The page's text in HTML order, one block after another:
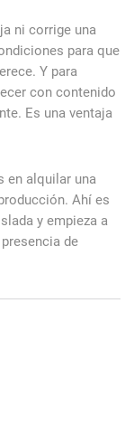
ni corrige una
para que
Y para
con contenido
Es una ventaja
en alquilar una
Ahí es
y empieza a
de